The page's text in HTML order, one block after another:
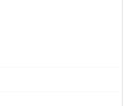
ニュー開発、業務改善の提